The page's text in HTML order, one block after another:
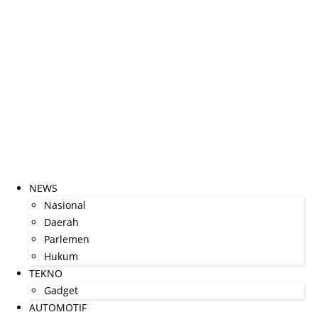
NEWS
Nasional
Daerah
Parlemen
Hukum
TEKNO
Gadget
AUTOMOTIF